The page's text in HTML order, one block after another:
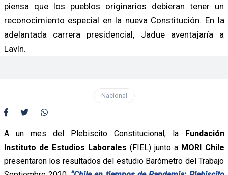
piensa que los pueblos originarios debieran tener un
reconocimiento especial en la nueva Constitución. En la
adelantada carrera presidencial, Jadue aventajaría a
Lavín.
Nacional
A un mes del Plebiscito Constitucional, la Fundación
Instituto de Estudios Laborales (FIEL) junto a MORI Chile
presentaron los resultados del estudio Barómetro del Trabajo